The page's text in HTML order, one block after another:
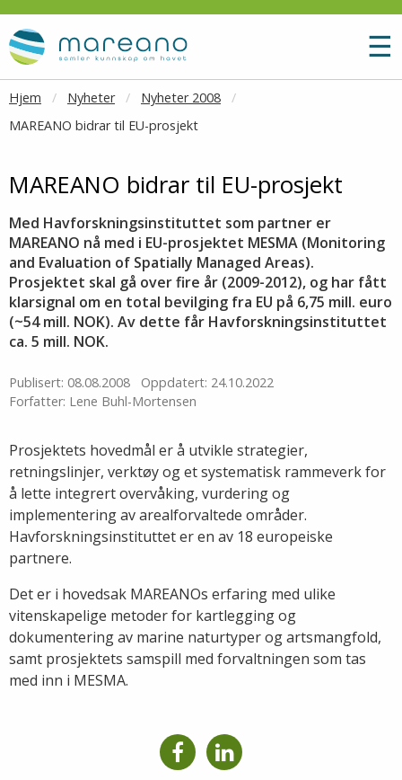
Gå til hovedinnhold
☰
Hjem Nyheter
Nyheter 2008
MAREANO bidrar til EU-prosjekt
MAREANO bidrar til EU-prosjekt
Med Havforskningsinstituttet som partner er
MAREANO nå med i EU-prosjektet MESMA (Monitoring
and Evaluation of Spatially Managed Areas).
Prosjektet skal gå over fire år (2009-2012), og har fått
klarsignal om en total bevilging fra EU på 6,75 mill. euro
(~54 mill. NOK). Av dette får Havforskningsinstituttet
ca. 5 mill. NOK.
Publisert: 08.08.2008
Oppdatert: 24.10.2022
Forfatter: Lene Buhl-Mortensen
Prosjektets hovedmål er å utvikle strategier,
retningslinjer, verktøy og et systematisk rammeverk for
å lette integrert overvåking, vurdering og
implementering av arealforvaltede områder.
Havforskningsinstituttet er en av 18 europeiske
partnere.
Det er i hovedsak MAREANOs erfaring med ulike
vitenskapelige metoder for kartlegging og
dokumentering av marine naturtyper og artsmangfold,
samt prosjektets samspill med forvaltningen som tas
med inn i MESMA.